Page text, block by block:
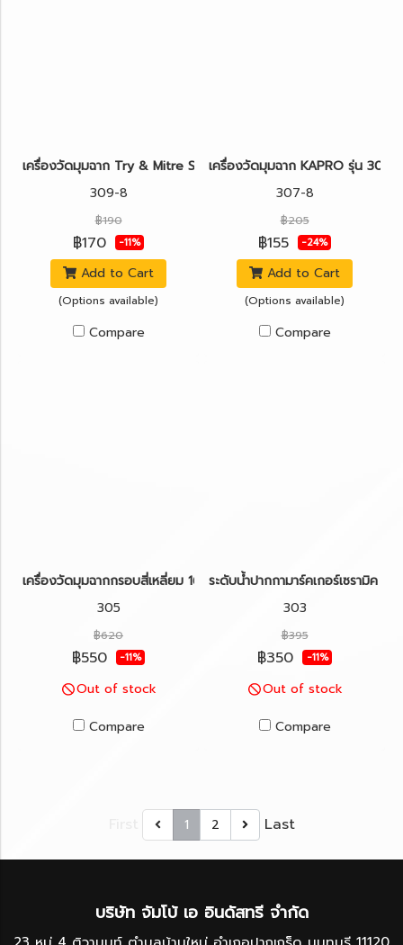
เครื่องวัดมุมฉาก Try & Mitre Square KAPRO รุ่น 309 LEDGEND™
309-8
฿190
฿170 -11%
Add to Cart
(Options available)
Compare
เครื่องวัดมุมฉาก KAPRO รุ่น 307
307-8
฿205
฿155 -24%
Add to Cart
(Options available)
Compare
เครื่องวัดมุมฉากกรอบสี่เหลี่ยม 16"x24" KAPRO รุ่น 305
305
฿620
฿550 -11%
Out of stock
Compare
ระดับน้ำปากกามาร์คเกอร์เซรามิค
303
฿395
฿350 -11%
Out of stock
Compare
1 2 Last
บริษัท จัมโบ้ เอ อินดัสทรี จำกัด